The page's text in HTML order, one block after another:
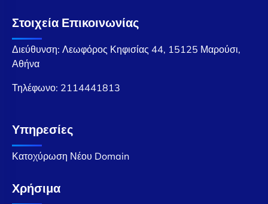
Στοιχεία Επικοινωνίας
Διεύθυνση: Λεωφόρος Κηφισίας 44, 15125 Μαρούσι,
Αθήνα
Τηλέφωνο: 2114441813
Υπηρεσίες
Κατοχύρωση Νέου Domain
Χρήσιμα